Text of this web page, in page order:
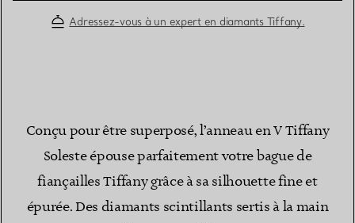
Adressez-vous à un expert en diamants Tiffany.
Conçu pour être superposé, l’anneau en V Tiffany
Soleste épouse parfaitement votre bague de
fiançailles Tiffany grâce à sa silhouette fine et
épurée. Des diamants scintillants sertis à la main